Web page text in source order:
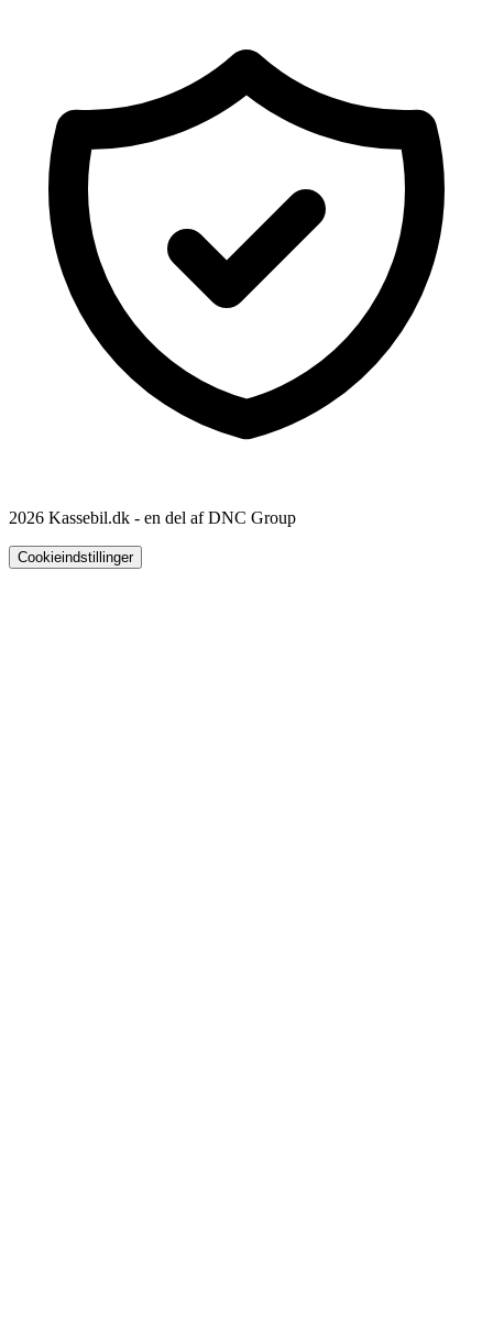
2026 Kassebil.dk - en del af DNC Group
Cookieindstillinger